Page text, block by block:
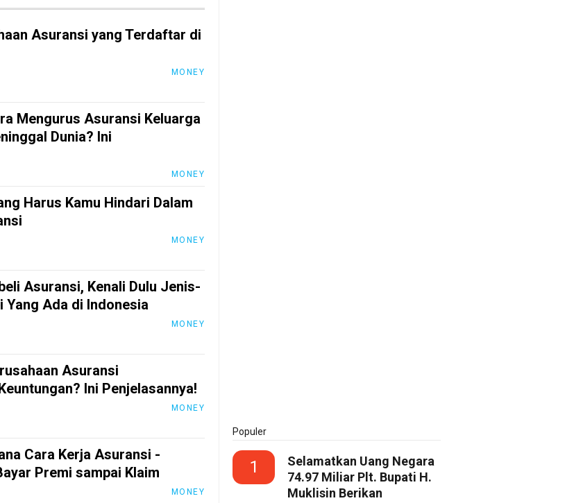
Asuransi yang Terdaftar di
MONEY
Mengurus Asuransi Keluarga
Dunia? Ini
MONEY
Harus Kamu Hindari Dalam
MONEY
Asuransi, Kenali Dulu Jenis-
Yang Ada di Indonesia
MONEY
Asuransi
Ini Penjelasannya!
MONEY
Cara Kerja Asuransi -
Premi sampai Klaim
MONEY
Populer
1
Selamatkan Uang Negara
74.97 Miliar Plt. Bupati H.
Muklisin Berikan